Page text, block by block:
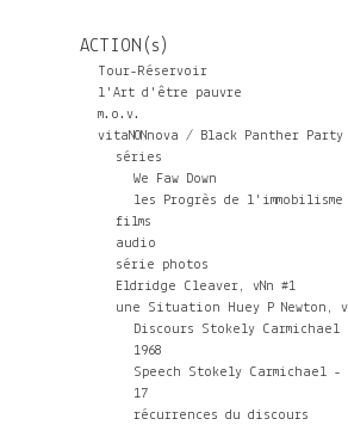
F
K
S
ACTION(s)
Tour-Réservoir
l'Art d'être pauvre
m.o.v.
vitaNONnova / Black Panther Party
séries
We Faw Down
les Progrès de l'immobilisme
films
audio
série photos
Eldridge Cleaver, vNn #1
une Situation Huey P Newton,
Discours Stokely
1968
Speech Stokely Carmichael -
17
récurrences du discours